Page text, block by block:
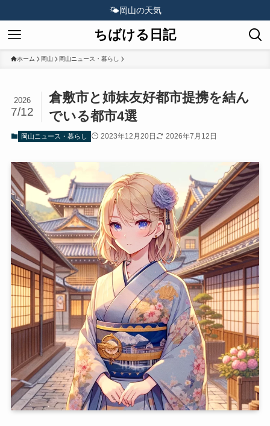
🌤️岡山の天気
ちばける日記
ホーム 岡山 岡山ニュース・暮らし
倉敷市と姉妹友好都市提携を結ん
でいる都市4選
2026
7/12
岡山ニュース・暮らし 2023年12月20日 2026年7月12日